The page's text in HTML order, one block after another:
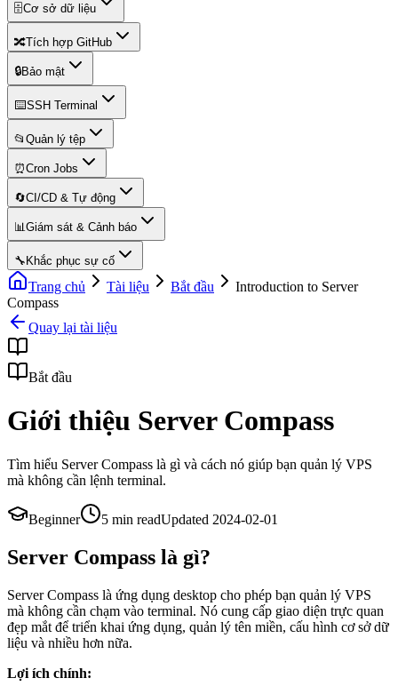
🗄️Cơ sở dữ liệu
🔀Tích hợp GitHub
🔒Bảo mật
⌨️SSH Terminal
📂 Quản lý tệp
⏰Cron Jobs
🔄CI/CD & Tự động
📊Giám sát & Cảnh báo
🔧 Khắc phục sự cố
Trang chủ Tài liệu Bắt đầu
Introduction to Server
Compass
Quay lại tài liệu
Bắt đầu
Giới thiệu Server Compass
Tìm hiểu Server Compass là gì và cách nó giúp bạn quản lý VPS
mà không cần lệnh terminal.
Beginner 5 min readUpdated 2024-02-01
Server Compass là gì?
Server Compass là ứng dụng desktop cho phép bạn quản lý VPS
mà không cần chạm vào terminal. Nó cung cấp giao diện trực quan
đẹp mắt để triển khai ứng dụng, quản lý tên miền, cấu hình cơ sở dữ
liệu và nhiều hơn nữa.
Lợi ích chính: